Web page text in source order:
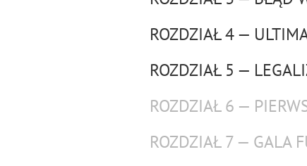
ROZDZIAŁ 4 —
ROZDZIAŁ 5 —
ROZDZIAŁ 6 —
ROZDZIAŁ 7 — GALA